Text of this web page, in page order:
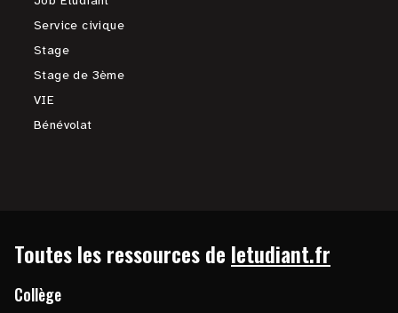
Service civique
Stage
Stage de 3ème
VIE
Bénévolat
Toutes les ressources de letudiant.fr
Collège